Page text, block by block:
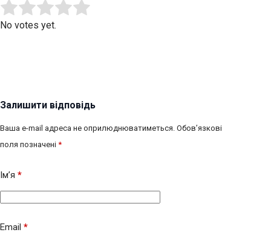
Rate this item:
No votes yet.
Залишити відповідь
Ваша e-mail адреса не оприлюднюватиметься. Обов’язкові
поля позначені *
Ім’я *
Email *